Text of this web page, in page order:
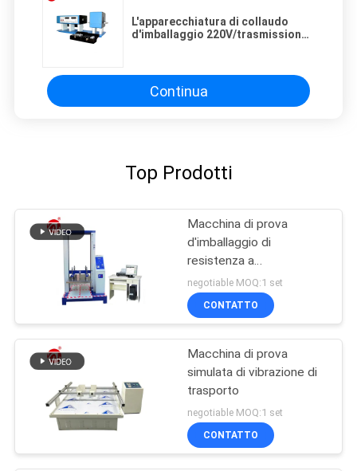
L'apparecchiatura di collaudo
d'imballaggio 220V/trasmissione
di vetro
Continua
Top Prodotti
Macchina di prova
d'imballaggio di
resistenza a
compressione del servo
schermo unico del
computer
negotiable MOQ:1 set
CONTATTO
Macchina di prova
simulata di vibrazione di
trasporto
negotiable MOQ:1 set
CONTATTO